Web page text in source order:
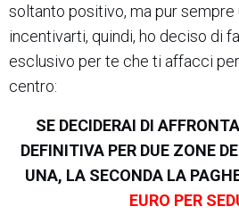
soltanto positivo, ma pur
incentivarti, quindi, ho deciso di
esclusivo per te che ti affacci
centro:
SE DECIDERAI DI
DEFINITIVA PER DUE ZONE
UNA, LA SECONDA LA
EURO PER